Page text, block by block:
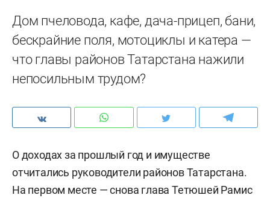
Дом пчеловода, кафе, дача-прицеп, бани,
бескрайние поля, мотоциклы и катера —
что главы районов Татарстана нажили
непосильным трудом?
О доходах за прошлый год и имуществе
отчитались руководители районов Татарстана.
На первом месте — снова глава Тетюшей Рамис